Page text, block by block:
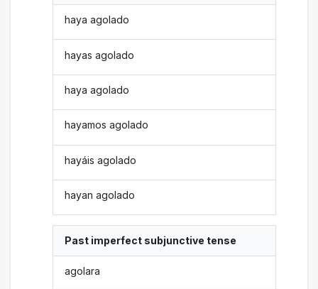
haya agolado
hayas agolado
haya agolado
hayamos agolado
hayáis agolado
hayan agolado
Past imperfect subjunctive tense
agolara